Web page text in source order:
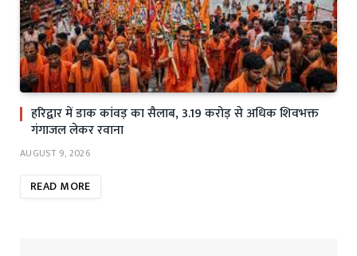
हरिद्वार में डाक कांवड़ का सैलाब, 3.19 करोड़ से अधिक शिवभक्त
गंगाजल लेकर रवाना
AUGUST 9, 2026
READ MORE